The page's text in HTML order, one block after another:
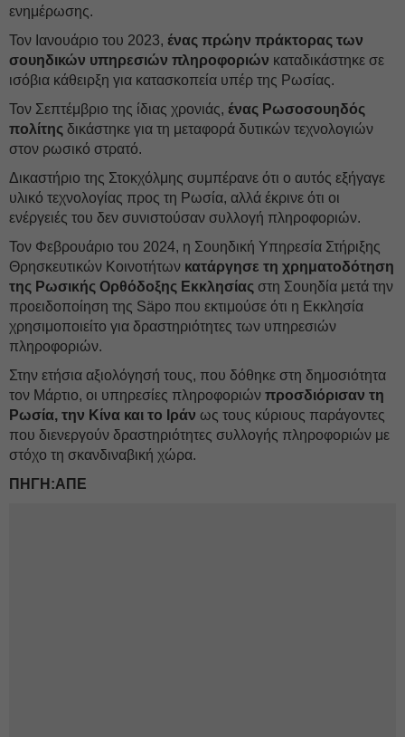
ενημέρωσης.
Τον Ιανουάριο του 2023, ένας πρώην πράκτορας των
σουηδικών υπηρεσιών πληροφοριών καταδικάστηκε σε
ισόβια κάθειρξη για κατασκοπεία υπέρ της Ρωσίας.
Τον Σεπτέμβριο της ίδιας χρονιάς, ένας Ρωσοσουηδός
πολίτης δικάστηκε για τη μεταφορά δυτικών τεχνολογιών
στον ρωσικό στρατό.
Δικαστήριο της Στοκχόλμης συμπέρανε ότι ο αυτός εξήγαγε
υλικό τεχνολογίας προς τη Ρωσία, αλλά έκρινε ότι οι
ενέργειές του δεν συνιστούσαν συλλογή πληροφοριών.
Τον Φεβρουάριο του 2024, η Σουηδική Υπηρεσία Στήριξης
Θρησκευτικών Κοινοτήτων κατάργησε τη χρηματοδότηση
της Ρωσικής Ορθόδοξης Εκκλησίας στη Σουηδία μετά την
προειδοποίηση της Säpo που εκτιμούσε ότι η Εκκλησία
χρησιμοποιείτο για δραστηριότητες των υπηρεσιών
πληροφοριών.
Στην ετήσια αξιολόγησή τους, που δόθηκε στη δημοσιότητα
τον Μάρτιο, οι υπηρεσίες πληροφοριών προσδιόρισαν τη
Ρωσία, την Κίνα και το Ιράν ως τους κύριους παράγοντες
που διενεργούν δραστηριότητες συλλογής πληροφοριών με
στόχο τη σκανδιναβική χώρα.
ΠΗΓΗ:ΑΠΕ